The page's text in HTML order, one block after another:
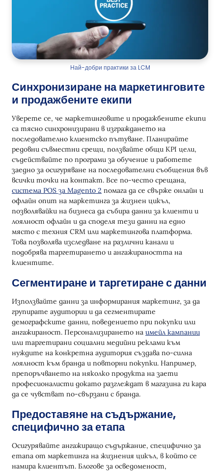
Най-добри практики за LCM
Синхронизиране на маркетинговите
и продажбените екипи
Уверете се, че маркетинговите и продажбените екипи
са тясно синхронизирани в изграждането на
последователно клиентско пътуване. Планирайте
редовни съвместни срещи, ползвайте общи KPI цели,
съдействайте по програми за обучение и работете
заедно за осигуряване на последователни съобщения във
всички точки на контакт. Все по-често срещана,
система POS за Magento 2 помага да се свърже онлайн и
офлайн опит на маркетинга за жизнен цикъл,
позволявайки на бизнеса да събира данни за клиенти и
лоялност офлайн и да споделя тези данни на едно
място с техния CRM или маркетингова платформа.
Това позволява изследване на различни канали и
подобрява таргетирането и ангажираността на
клиентите.
Сегментиране и таргетиране с данни
Използвайте данни за информирания маркетинг, за да
групирате аудитории и да сегментирате
демографските данни, поведението при покупки или
ангажираност. Персонализирането на имейл кампании
или таргетирани социални медийни реклами към
нуждите на конкретна аудитория създава по-силна
лоялност към бранда и повторни покупки. Например,
препоръчването на няколко продукта на заети
професионалисти докато разглеждат в магазина ги кара
да се чувстват по-свързани с бранда.
Предоставяне на съдържание,
специфично за етапа
Осигурявайте ангажиращо съдържание, специфично за
етапа от маркетинга на жизнения цикъл, в който се
намира клиентът. Блогове за осведоменост,